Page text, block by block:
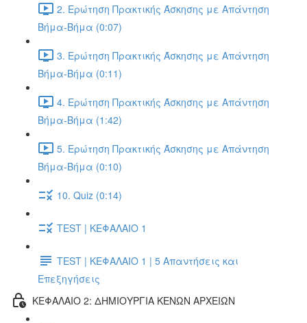
2. Ερώτηση Πρακτικής Άσκησης με Απάντηση
Βήμα-Βήμα (0:07)
3. Ερώτηση Πρακτικής Άσκησης με Απάντηση
Βήμα-Βήμα (0:11)
4. Ερώτηση Πρακτικής Άσκησης με Απάντηση
Βήμα-Βήμα (1:42)
5. Ερώτηση Πρακτικής Άσκησης με Απάντηση
Βήμα-Βήμα (0:10)
10. Quiz (0:14)
TEST | ΚΕΦΑΛΑΙΟ 1
TEST | ΚΕΦΑΛΑΙΟ 1 | 5 Απαντήσεις και
Επεξηγήσεις
ΚΕΦΑΛΑΙΟ 2: ΔΗΜΙΟΥΡΓΙΑ ΚΕΝΩΝ ΑΡΧΕΙΩΝ